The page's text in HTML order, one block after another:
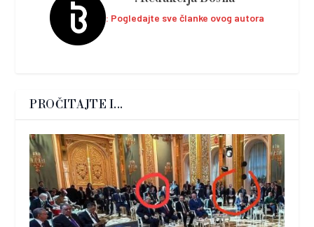
Pogledajte sve članke ovog autora
PROČITAJTE I...